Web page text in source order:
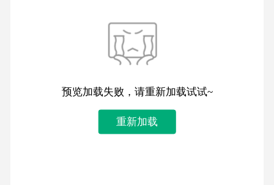
预览加载失败，请重新加载试试~
重新加载